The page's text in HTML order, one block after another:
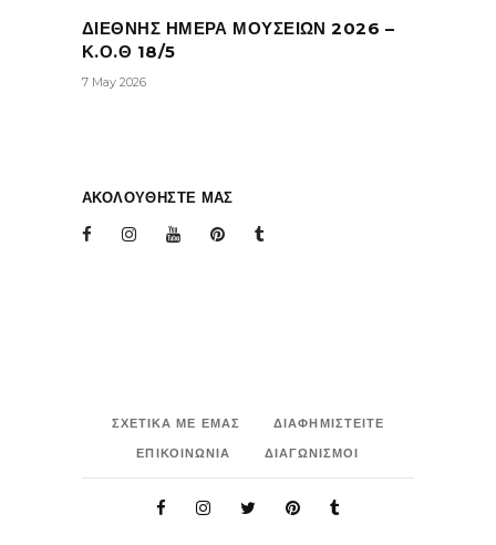
ΔΙΕΘΝΗΣ ΗΜΕΡΑ ΜΟΥΣΕΙΩΝ 2026 –
Κ.Ο.Θ 18/5
7 May 2026
ΑΚΟΛΟΥΘΗΣΤΕ ΜΑΣ
ΣΧΕΤΙΚΑ ΜΕ ΕΜΑΣ
ΔΙΑΦΗΜΙΣΤΕΙΤΕ
ΕΠΙΚΟΙΝΩΝΙΑ
ΔΙΑΓΩΝΙΣΜΟΙ